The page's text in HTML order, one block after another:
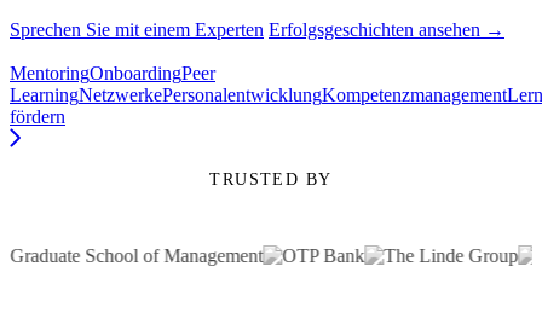
Sprechen Sie mit einem Experten Erfolgsgeschichten ansehen →
MentoringOnboardingPeer
LearningNetzwerkePersonalentwicklungKompetenzmanagement
fördern
TRUSTED BY